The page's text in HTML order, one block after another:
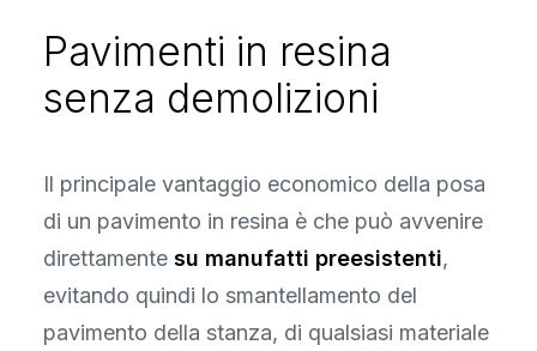
Pavimenti in resina
senza demolizioni
Il principale vantaggio economico della posa
di un pavimento in resina è che può avvenire
direttamente su manufatti preesistenti,
evitando quindi lo smantellamento del
pavimento della stanza, di qualsiasi materiale